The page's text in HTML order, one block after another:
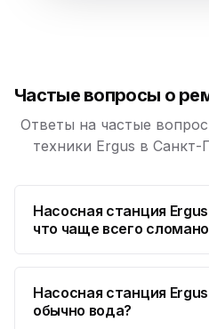
Юмедиа на
Юмедиа в Купчино
ю
Юмедиа Сервис в
ул. Тверская 60,
пр. Христиновский
Частые вопросы о
Ответы на частые
техники Ergus в Санкт-
Насосная станция
что чаще всего
Насосная станция
обычно вода?